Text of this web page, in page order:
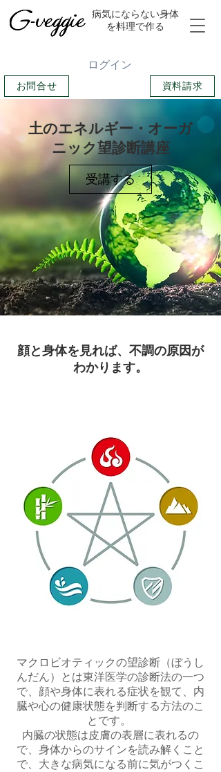
​病気にならない身体
を料理で作る
お問合せ
ログイン
資料請求
土のエネルギー・オーガ
ニック望診断講座
受講する
顔と身体を見れば、不調の原因が
わかります。
マクロビオティックの望診断（ぼうし
んだん）とは東洋医学の診断法の一つ
で、顔や身体に表れる症状を観て、内
臓や心の健康状態を判断する方法のこ
とです。
内臓の状態は皮膚の表層に表れるの
で、身体からのサインを読み解くこと
で、大きな病気になる前に気がつくこ